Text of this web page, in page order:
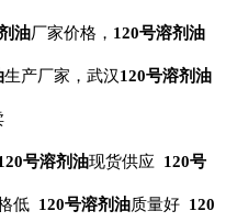
油厂家价格， 120号溶剂油
生产厂家，武汉120号溶剂油
号溶剂油现货供应 120号
低 120号溶剂油质量好 120